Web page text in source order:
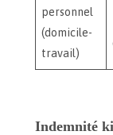
personnel
(domicile-
travail)
Indemnité